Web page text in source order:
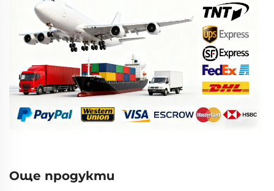
Още продукти